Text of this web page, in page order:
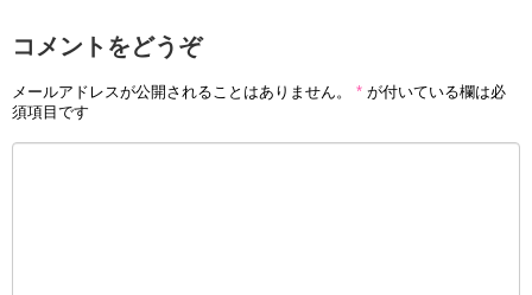
コメントをどうぞ
メールアドレスが公開されることはありません。 * が付いている欄は必
須項目です